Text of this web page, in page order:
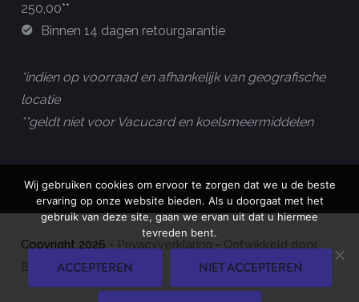
250,00**
Binnen 14 dagen retourgarantie
*indien op voorraad en afhankelijk van geografische
locatie
**geldt niet voor Vacucard en koelsmeermiddelen
Copyright 2026 - Privacyverklaring - Ontwikkeld door
Best4u Group B.V.
Wij gebruiken cookies om ervoor te zorgen dat we u de beste
ervaring op onze website bieden. Als u doorgaat met het
gebruik van deze site, gaan we ervan uit dat u hiermee
tevreden bent.
ACCEPTEREN NIET ACCEPTEREN